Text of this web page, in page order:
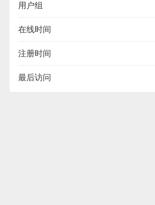
用户组
在线时间
注册时间
最后访问